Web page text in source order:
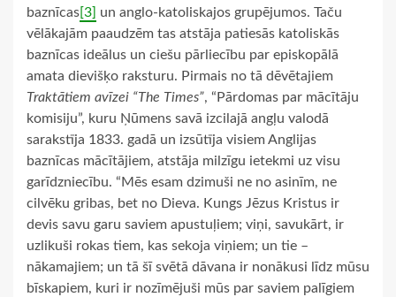
baznīcas[3] un anglo-katoliskajos grupējumos. Taču
vēlākajām paaudzēm tas atstāja patiesās katoliskās
baznīcas ideālus un ciešu pārliecību par episkopālā
amata dievišķo raksturu. Pirmais no tā dēvētajiem
Traktātiem avīzei “The Times”, “Pārdomas par mācītāju
komisiju”, kuru Ņūmens savā izcilajā angļu valodā
sarakstīja 1833. gadā un izsūtīja visiem Anglijas
baznīcas mācītājiem, atstāja milzīgu ietekmi uz visu
garīdzniecību. “Mēs esam dzimuši ne no asinīm, ne
cilvēku gribas, bet no Dieva. Kungs Jēzus Kristus ir
devis savu garu saviem apustuļiem; viņi, savukārt, ir
uzlikuši rokas tiem, kas sekoja viņiem; un tie –
nākamajiem; un tā šī svētā dāvana ir nonākusi līdz mūsu
bīskapiem, kuri ir nozīmējuši mūs par saviem palīgiem